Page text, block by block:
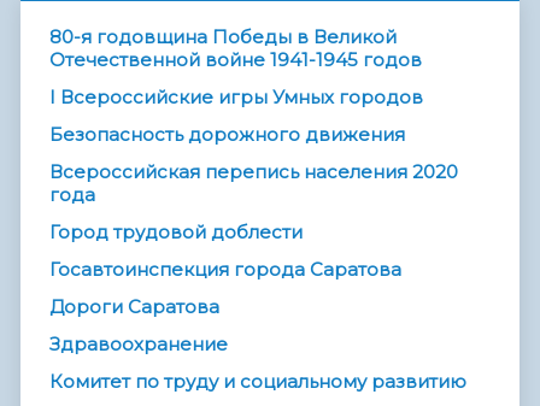
80-я годовщина Победы в Великой
Отечественной войне 1941-1945 годов
I Всероссийские игры Умных городов
Безопасность дорожного движения
Всероссийская перепись населения 2020
года
Город трудовой доблести
Госавтоинспекция города Саратова
Дороги Саратова
Здравоохранение
Комитет по труду и социальному развитию